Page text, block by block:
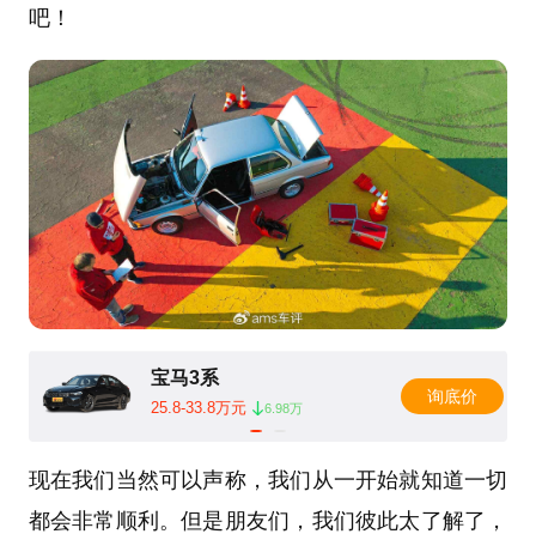
吧！
宝马3系
25.8-33.8万元 6.98万
询底价
现在我们当然可以声称，我们从一开始就知道一切
都会非常顺利。但是朋友们，我们彼此太了解了，